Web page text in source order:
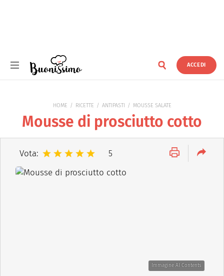
ACCEDI
HOME RICETTE ANTIPASTI MOUSSE SALATE
Mousse di prosciutto cotto
Vota: 5
Immagine AI Contents